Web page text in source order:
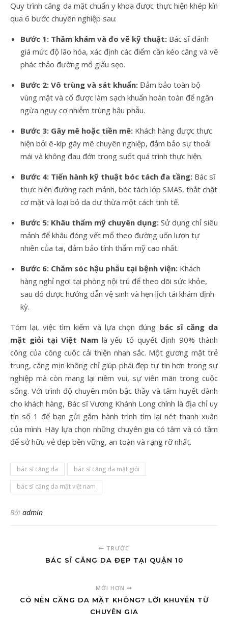
Quy trình căng da mặt chuẩn y khoa được thực hiện khép kín
qua 6 bước chuyên nghiệp sau:
Bước 1: Thăm khám và đo vẽ kỹ thuật: Bác sĩ đánh
giá mức độ lão hóa, xác định các điểm cần kéo căng và vẽ
phác thảo đường mổ giấu sẹo.
Bước 2: Vô trùng và sát khuẩn: Đảm bảo toàn bộ
vùng mặt và cổ được làm sạch khuẩn hoàn toàn để ngăn
ngừa nguy cơ nhiễm trùng hậu phẫu.
Bước 3: Gây mê hoặc tiền mê: Khách hàng được thực
hiện bởi ê-kíp gây mê chuyên nghiệp, đảm bảo sự thoải
mái và không đau đớn trong suốt quá trình thực hiện.
Bước 4: Tiến hành kỹ thuật bóc tách đa tầng: Bác sĩ
thực hiện đường rạch mảnh, bóc tách lớp SMAS, thắt chặt
cơ mặt và loại bỏ da dư thừa một cách tinh tế.
Bước 5: Khâu thẩm mỹ chuyên dụng: Sử dụng chỉ siêu
mảnh để khâu đóng vết mổ theo đường uốn lượn tự
nhiên của tai, đảm bảo tính thẩm mỹ cao nhất.
Bước 6: Chăm sóc hậu phẫu tại bệnh viện: Khách
hàng nghỉ ngơi tại phòng nội trú để theo dõi sức khỏe,
sau đó được hướng dẫn vệ sinh và hẹn lịch tái khám định
kỳ.
Tóm lại, việc tìm kiếm và lựa chọn đúng bác sĩ căng da
mặt giỏi tại Việt Namlà yếu tố quyết định 90% thành
công của công cuộc cải thiện nhan sắc. Một gương mặt trẻ
trung, căng mịn không chỉ giúp phái đẹp tự tin hơn trong sự
nghiệp mà còn mang lại niềm vui, sự viên mãn trong cuộc
sống. Với trình độ chuyên môn bậc thầy và tâm huyết dành
cho khách hàng, Bác sĩ Vương Khánh Long chính là địa chỉ uy
tín số 1 để bạn gửi gắm hành trình tìm lại nét thanh xuân
của mình. Hãy lựa chọn những chuyên gia có tâm và có tầm
để sở hữu vẻ đẹp bền vững, an toàn và rạng rỡ nhất.
bác sĩ căng da
bác sĩ căng da mặt giỏi
bác sĩ căng da mặt việt nam
Bởi admin
TRƯỚC
BÁC SĨ CĂNG DA ĐẸP TẠI QUẬN 10
MỚI HƠN
CÓ NÊN CĂNG DA MẶT KHÔNG? LỜI KHUYÊN TỪ
CHUYÊN GIA